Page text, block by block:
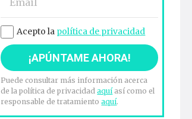
Acepto la política de privacidad
Puede consultar más información acerca
de la política de privacidadaquíasí como el
responsable de tratamientoaquí.